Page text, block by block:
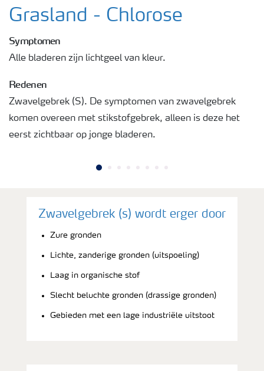
Grasland - Chlorose
Symptomen
Alle bladeren zijn lichtgeel van kleur.
Redenen
Zwavelgebrek (S). De symptomen van zwavelgebrek
komen overeen met stikstofgebrek, alleen is deze het
eerst zichtbaar op jonge bladeren.
Zwavelgebrek (s) wordt erger door
Zure gronden
Lichte, zanderige gronden (uitspoeling)
Laag in organische stof
Slecht beluchte gronden (drassige gronden)
Gebieden met een lage industriële uitstoot